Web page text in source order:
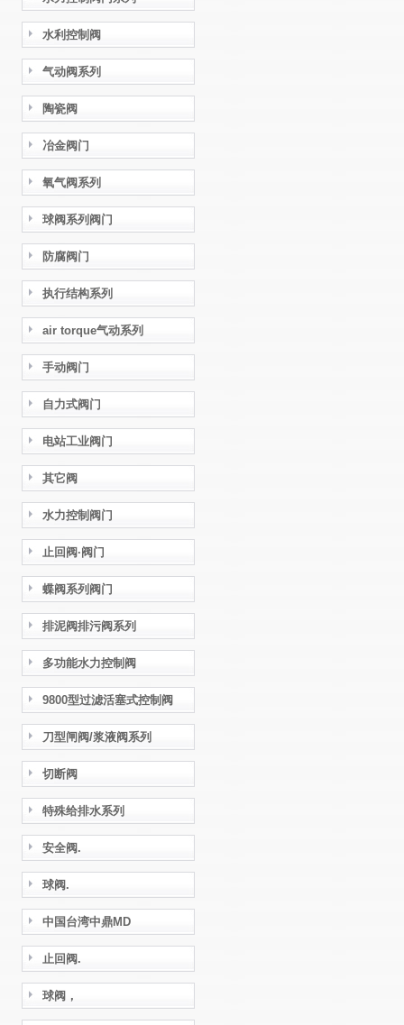
水利控制阀
气动阀系列
陶瓷阀
冶金阀门
氧气阀系列
球阀系列阀门
防腐阀门
执行结构系列
air torque气动系列
手动阀门
自力式阀门
电站工业阀门
其它阀
水力控制阀门
止回阀·阀门
蝶阀系列阀门
排泥阀排污阀系列
多功能水力控制阀
9800型过滤活塞式控制阀
刀型闸阀/浆液阀系列
切断阀
特殊给排水系列
安全阀.
球阀.
中国台湾中鼎MD
止回阀.
球阀，